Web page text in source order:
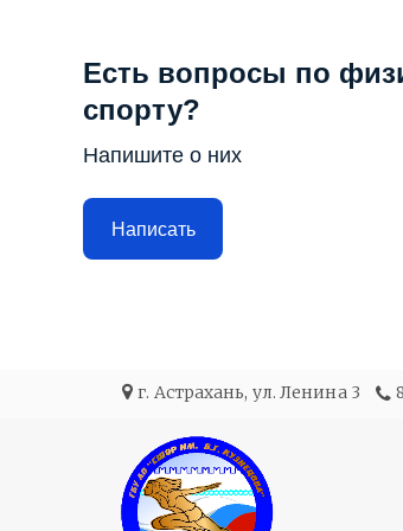
Есть вопросы по
спорту?
Напишите о них
Написать
г. Астрахань, ул. Ленина 3